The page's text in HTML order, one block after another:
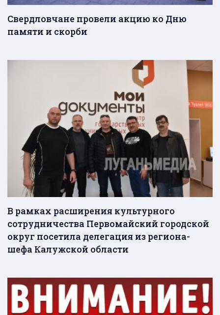
Свердловчане провели акцию ко Дню
памяти и скорби
В рамках расширения культурного
сотрудничества Первомайский городской
округ посетила делегация из региона-
шефа Калужской области